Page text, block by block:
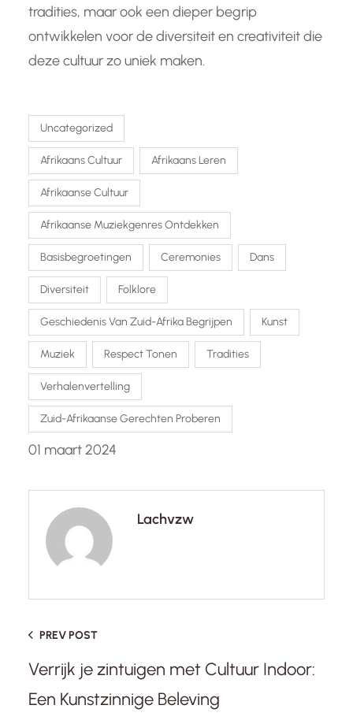
tradities, maar ook een dieper begrip
ontwikkelen voor de diversiteit en creativiteit die
deze cultuur zo uniek maken.
Uncategorized
Afrikaans Cultuur Afrikaans Leren
Afrikaanse Cultuur
Afrikaanse Muziekgenres Ontdekken
Basisbegroetingen Ceremonies Dans
Diversiteit Folklore
Geschiedenis Van Zuid-Afrika Begrijpen Kunst
Muziek Respect Tonen Tradities
Verhalenvertelling
Zuid-Afrikaanse Gerechten Proberen
01 maart 2024
Lachvzw
PREV POST
Verrijk je zintuigen met Cultuur Indoor:
Een Kunstzinnige Beleving